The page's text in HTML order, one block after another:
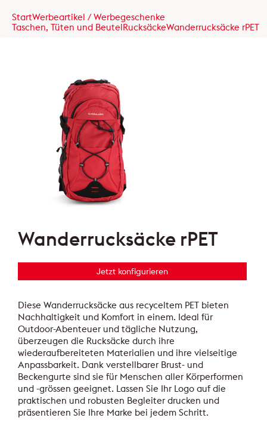
StartWerbeartikel / Werbegeschenke
Taschen, Tüten und BeutelRucksäckeWanderrucksäcke rPET
Wanderrucksäcke rPET
Jetzt konfigurieren
Diese Wanderrucksäcke aus recyceltem PET bieten
Nachhaltigkeit und Komfort in einem. Ideal für
Outdoor-Abenteuer und tägliche Nutzung,
überzeugen die Rucksäcke durch ihre
wiederaufbereiteten Materialien und ihre vielseitige
Anpassbarkeit. Dank verstellbarer Brust- und
Beckengurte sind sie für Menschen aller Körperformen
und -grössen geeignet. Lassen Sie Ihr Logo auf die
praktischen und robusten Begleiter drucken und
präsentieren Sie Ihre Marke bei jedem Schritt.